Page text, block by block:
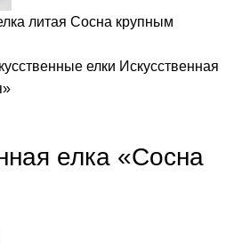
елки Искусственная
елка «Сосна